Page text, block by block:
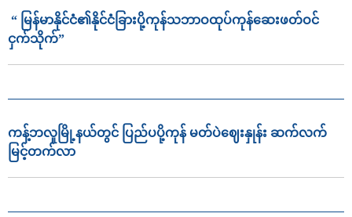
“ မြန်မာနိုင်ငံ၏နိုင်ငံခြားပို့ကုန်သဘာဝထုပ်ကုန်ဆေးဖတ်ဝင်
ငှက်သိုက်”
ကန့်ဘလူမြို့နယ်တွင် ပြည်ပပို့ကုန် မတ်ပဲဈေးနှုန်း ဆက်လက်
မြင့်တက်လာ